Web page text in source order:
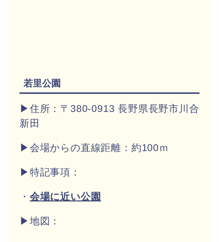
若里公園
▶住所：〒380-0913 長野県長野市川合
新田
▶会場からの直線距離：約100ｍ
▶特記事項：
・ 会場に近い公園
▶地図：